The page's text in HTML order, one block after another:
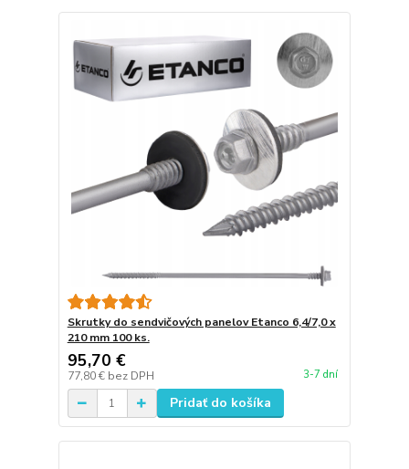
Skrutky do sendvičových panelov Etanco 6,4/7,0 x
210 mm 100 ks.
95,70 €
77,80 € bez DPH 3-7 dní
Pridať do košíka